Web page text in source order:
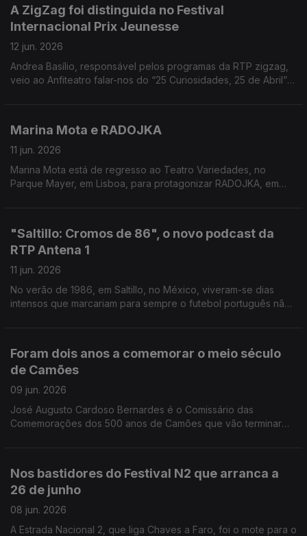
A ZigZag foi distinguida no Festival
Internacional Prix Jeunesse
12 jun. 2026
Andrea Basílio, responsável pelos programas da RTP zigzag,
veio ao Anfiteatro falar-nos do “25 Curiosidades, 25 de Abril” -
Marina Mota e RADOJKA
11 jun. 2026
Marina Mota está de regresso ao Teatro Variedades, no
Parque Mayer, em Lisboa, para protagonizar RADOJKA, em
"Saltillo: Cromos de 86", o novo podcast da
RTP Antena 1
11 jun. 2026
No verão de 1986, em Saltillo, no México, viveram-se dias
intensos que marcariam para sempre o futebol português não
Foram dois anos a comemorar o meio século
de Camões
09 jun. 2026
José Augusto Cardoso Bernardes é o Comissário das
Comemorações dos 500 anos de Camões que vão terminar
Nos bastidores do Festival N2 que arranca a
26 de junho
08 jun. 2026
A Estrada Nacional 2, que liga Chaves a Faro, foi o mote para o